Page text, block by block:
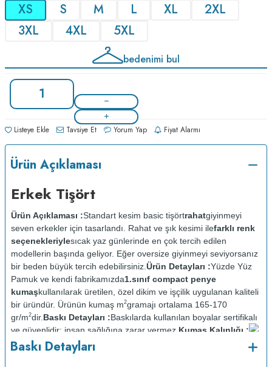
XS S M L XL
2XL
3XL
4XL 5XL
bedenimi bul
Listeye Ekle Tavsiye Et Yorum Yap Fiyat Alarmı
Ürün Açıklaması
Erkek Tişört
Ürün Açıklaması :Standart kesim basic tişörtrahatgiyinmeyi
seven erkekler için tasarlandı. Rahat ve şık kesimi ilefarklı renk
seçenekleriylesıcak yaz günlerinde en çok tercih edilen
modellerin başında geliyor. Eğer oversize giyinmeyi seviyorsanız
bir beden büyük tercih edebilirsiniz. Ürün Detayları :Yüzde Yüz
Pamuk ve kendi fabrikamızda1.sınıf compact penye
kumaşkullanılarak üretilen, özel dikim ve işçilik uygulanan kaliteli
bir üründür. Ürünün kumaş m2gramajı ortalama 165-170
gr/m2dir. Baskı Detayları :Baskılarda kullanılan boyalar sertifikalı
ve güvenlidir; insan sağlığına zarar vermez. Kumaş Kalınlığı :
Bakım : Kısa programda maksimum 30
Kuru temizleme yapılmaz.
Baskı Detayları